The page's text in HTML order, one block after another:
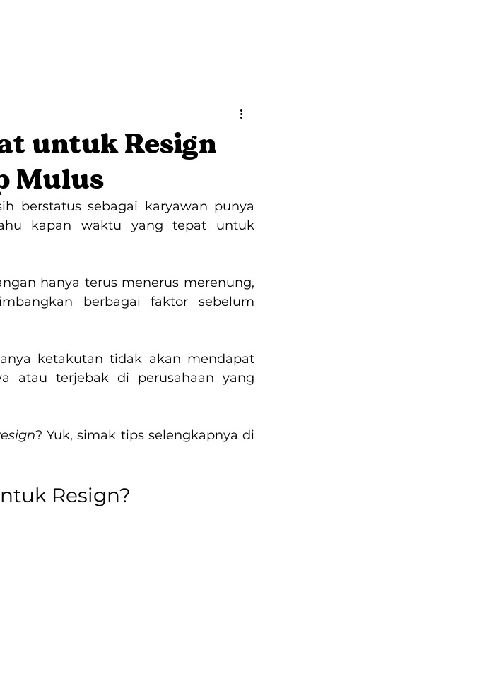
untuk Resign
Mulus
berstatus sebagai karyawan punya
kapan waktu yang tepat untuk
hanya terus menerus merenung,
berbagai faktor sebelum
ketakutan tidak akan mendapat
atau terjebak di perusahaan yang
? Yuk, simak tips selengkapnya di
Resign?